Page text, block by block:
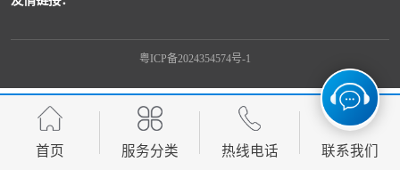
粤ICP备2024354574号-1
首页 服务分类 热线电话 联系我们